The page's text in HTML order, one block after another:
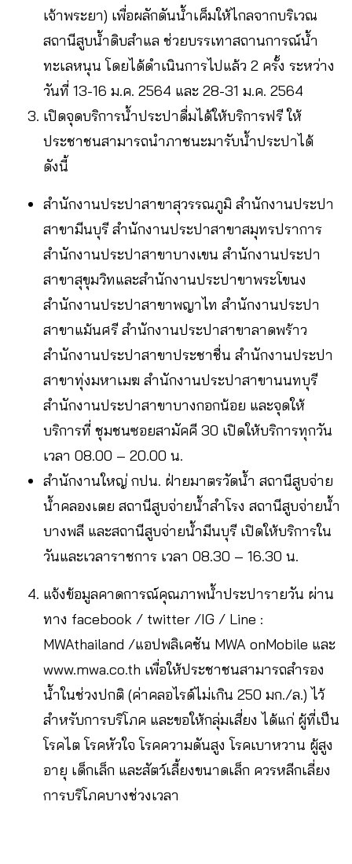
เจ้าพระยา) เพื่อผลักดันน้ำเค็มให้ไกลจากบริเวณ
สถานีสูบน้ำดิบสำแล ช่วยบรรเทาสถานการณ์น้ำ
ทะเลหนุน โดยได้ดำเนินการไปแล้ว 2 ครั้ง ระหว่าง
วันที่ 13-16 ม.ค. 2564 และ 28-31 ม.ค. 2564
เปิดจุดบริการน้ำประปาดื่มได้ให้บริการฟรี ให้
ประชาชนสามารถนำภาชนะมารับน้ำประปาได้
ดังนี้
สำนักงานประปาสาขาสุวรรณภูมิ สำนักงานประปา
สาขามีนบุรี สำนักงานประปาสาขาสมุทรปราการ
สำนักงานประปาสาขาบางเขน สำนักงานประปา
สาขาสุขุมวิทและสำนักงานประปาขาพระโขนง
สำนักงานประปาสาขาพญาไท สำนักงานประปา
สาขาแม้นศรี สำนักงานประปาสาขาลาดพร้าว
สำนักงานประปาสาขาประชาชื่น สำนักงานประปา
สาขาทุ่งมหาเมฆ สำนักงานประปาสาขานนทบุรี
สำนักงานประปาสาขาบางกอกน้อย และจุดให้
บริการที่ ชุมชนซอยสามัคคี 30 เปิดให้บริการทุกวัน
เวลา 08.00 – 20.00 น.
สำนักงานใหญ่ กปน. ฝ่ายมาตรวัดน้ำ สถานีสูบจ่าย
น้ำคลองเตย สถานีสูบจ่ายน้ำสำโรง สถานีสูบจ่ายน้ำ
บางพลี และสถานีสูบจ่ายน้ำมีนบุรี เปิดให้บริการใน
วันและเวลาราชการ เวลา 08.30 – 16.30 น.
แจ้งข้อมูลคาดการณ์คุณภาพน้ำประปารายวัน ผ่าน
ทาง facebook / twitter /IG / Line :
MWAthailand /แอปพลิเคชัน MWA onMobile และ
www.mwa.co.th เพื่อให้ประชาชนสามารถสำรอง
น้ำในช่วงปกติ (ค่าคลอไรด์ไม่เกิน 250 มก./ล.) ไว้
สำหรับการบริโภค และขอให้กลุ่มเสี่ยง ได้แก่ ผู้ที่เป็น
โรคไต โรคหัวใจ โรคความดันสูง โรคเบาหวาน ผู้สูง
อายุ เด็กเล็ก และสัตว์เลี้ยงขนาดเล็ก ควรหลีกเลี่ยง
การบริโภคบางช่วงเวลา